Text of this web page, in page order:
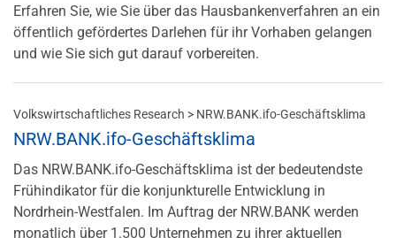
Erfahren Sie, wie Sie über das Hausbankenverfahren an ein
öffentlich gefördertes Darlehen für ihr Vorhaben gelangen
und wie Sie sich gut darauf vorbereiten.
Volkswirtschaftliches Research > NRW.BANK.ifo-Geschäftsklima
NRW.BANK.ifo-Geschäftsklima
Das NRW.BANK.ifo-Geschäftsklima ist der bedeutendste
Frühindikator für die konjunkturelle Entwicklung in
Nordrhein-Westfalen. Im Auftrag der NRW.BANK werden
monatlich über 1.500 Unternehmen zu ihrer aktuellen